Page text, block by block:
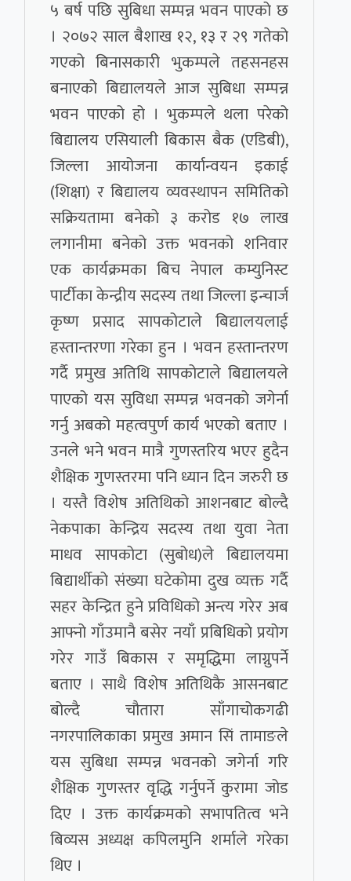
५ बर्ष पछि सुबिधा सम्पन्न भवन पाएको छ
। २०७२ साल बैशाख १२, १३ र २९ गतेको
गएको बिनासकारी भुकम्पले तहसनहस
बनाएको बिद्यालयले आज सुबिधा सम्पन्न
भवन पाएको हो । भुकम्पले थला परेको
बिद्यालय एसियाली बिकास बैक (एडिबी),
जिल्ला आयोजना कार्यान्वयन इकाई
(शिक्षा) र बिद्यालय व्यवस्थापन समितिको
सक्रियतामा बनेको ३ करोड १७ लाख
लगानीमा बनेको उक्त भवनको शनिवार
एक कार्यक्रमका बिच नेपाल कम्युनिस्ट
पार्टीका केन्द्रीय सदस्य तथा जिल्ला इन्चार्ज
कृष्ण प्रसाद सापकोटाले बिद्यालयलाई
हस्तान्तरणा गरेका हुन । भवन हस्तान्तरण
गर्दै प्रमुख अतिथि सापकोटाले बिद्यालयले
पाएको यस सुविधा सम्पन्न भवनको जगेर्ना
गर्नु अबको महत्वपुर्ण कार्य भएको बताए ।
उनले भने भवन मात्रै गुणस्तरिय भएर हुदैन
शैक्षिक गुणस्तरमा पनि ध्यान दिन जरुरी छ
। यस्तै विशेष अतिथिको आशनबाट बोल्दै
नेकपाका केन्द्रिय सदस्य तथा युवा नेता
माधव सापकोटा (सुबोध)ले बिद्यालयमा
बिद्यार्थीको संख्या घटेकोमा दुख व्यक्त गर्दै
सहर केन्द्रित हुने प्रविधिको अन्त्य गरेर अब
आफ्नो गाँउमानै बसेर नयाँ प्रबिधिकाे प्रयोग
गरेर गाउँ बिकास र समृद्धिमा लाग्नुपर्ने
बताए । साथै विशेष अतिथिकै आसनबाट
बोल्दै चौतारा साँगाचोकगढी
नगरपालिकाका प्रमुख अमान सिं तामाङले
यस सुबिधा सम्पन्न भवनको जगेर्ना गरि
शैक्षिक गुणस्तर वृद्धि गर्नुपर्ने कुरामा जोड
दिए । उक्त कार्यक्रमको सभापतित्व भने
बिव्यस अध्यक्ष कपिलमुनि शर्माले गरेका
थिए ।